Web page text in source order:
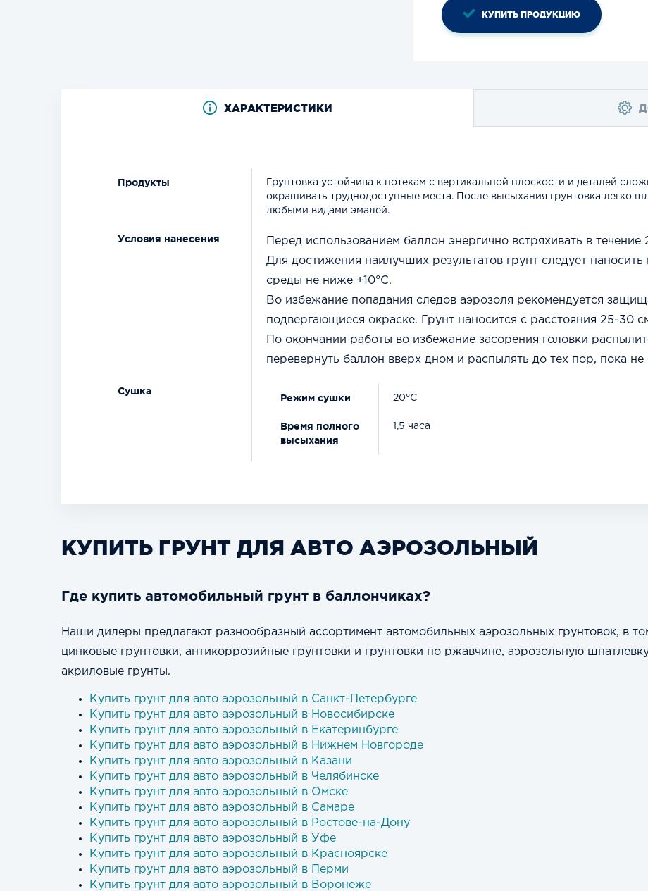
КУПИТЬ ПРОДУКЦИЮ
ХАРАКТЕРИСТИКИ
Продукты
Грунтовка устойчива к потекам с вертикальной плоскости и деталей
окрашивать труднодоступные места. После высыхания грунтовка легко
любыми видами эмалей.
Условия нанесения
Перед использованием баллон энергично встряхивать в течение
Для достижения наилучших результатов грунт следует
среды не ниже +10°С.
Во избежание попадания следов аэрозоля рекомендуется
подвергающиеся окраске. Грунт наносится с расстояния 25-30
По окончании работы во избежание засорения головки
перевернуть баллон вверх дном и распылять до тех пор, пока не
Сушка
Режим сушки 20°C
Время полного
высыхания
1,5 часа
КУПИТЬ ГРУНТ ДЛЯ АВТО АЭРОЗОЛЬНЫЙ
Где купить автомобильный грунт в баллончиках?
Наши дилеры предлагают разнообразный ассортимент автомобильных аэрозольных грунтовок, в
цинковые грунтовки, антикоррозийные грунтовки и грунтовки по ржавчине, аэрозольную
акриловые грунты.
Купить грунт для авто аэрозольный в Санкт-Петербурге
Купить грунт для авто аэрозольный в Новосибирске
Купить грунт для авто аэрозольный в Екатеринбурге
Купить грунт для авто аэрозольный в Нижнем Новгороде
Купить грунт для авто аэрозольный в Казани
Купить грунт для авто аэрозольный в Челябинске
Купить грунт для авто аэрозольный в Омске
Купить грунт для авто аэрозольный в Самаре
Купить грунт для авто аэрозольный в Ростове-на-Дону
Купить грунт для авто аэрозольный в Уфе
Купить грунт для авто аэрозольный в Красноярске
Купить грунт для авто аэрозольный в Перми
Купить грунт для авто аэрозольный в Воронеже